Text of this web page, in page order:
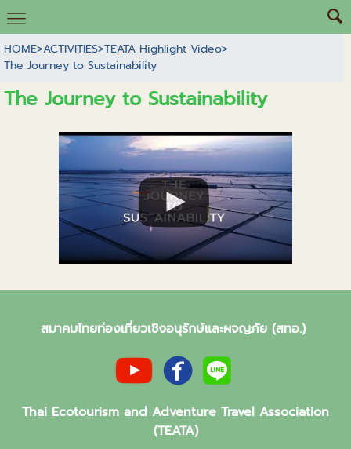
HOME>ACTIVITIES>TEATA Highlight Video>
The Journey to Sustainability
The Journey to Sustainability
สมาคมไทยท่องเที่ยวเชิงอนุรักษ์และผจญภัย (สทอ.)
Thai Ecotourism and Adventure Travel Association
(TEATA)